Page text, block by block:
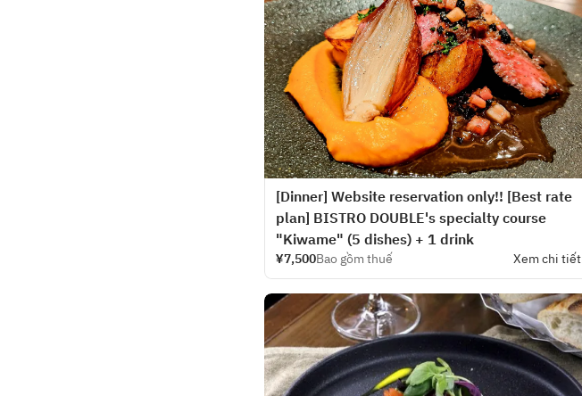
[Dinner] Website reservation only!! [Best rate
plan] BISTRO DOUBLE's specialty course
"Kiwame" (5 dishes) + 1 drink
¥7,500Bao gồm thuế Xem chi tiết